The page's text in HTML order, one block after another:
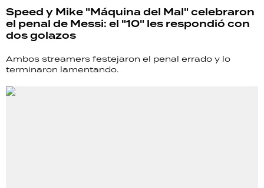
Speed y Mike "Máquina del Mal" celebraron
el penal de Messi: el "10" les respondió con
dos golazos
Ambos streamers festejaron el penal errado y lo
terminaron lamentando.